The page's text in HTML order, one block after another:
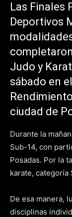
Las Finales
Deportivos
Judo y
sábado en
ciudad de
Durante la
Sub-14, con
Posadas. Por la
karate, categoría
De esa manera,
disciplinas